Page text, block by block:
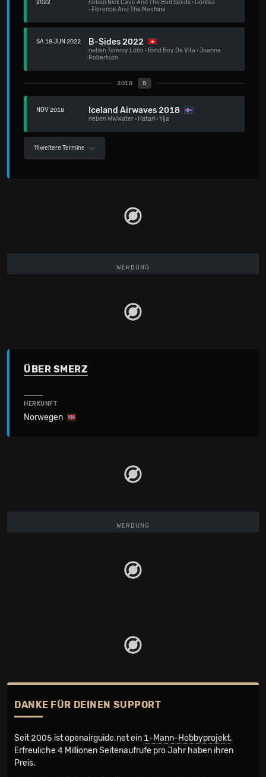
2022 neben Nick Cave And The Bad Seeds·Gorillaz
· Florence And The Machine
SA 18 JUN 2022 B-Sides 2022
nebenTommy Lobo · Blind Boy De Vita ·Joanne
Robertson
2018 5
NOV 2018 Iceland Airwaves 2018
nebenWWWater· Hatari·Ylja
11 weitere Termine
WERBUNG
ÜBER SMERZ
HERKUNFT
Norwegen
WERBUNG
DANKE FÜR DEINEN SUPPORT
Seit 2005 ist openairguide.net ein 1-Mann-Hobbyprojekt.
Erfreuliche 4 Millionen Seiten­aufrufe pro Jahr haben ihren
Preis.